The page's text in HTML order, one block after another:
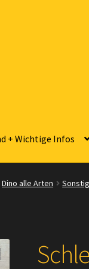
+ Wichtige Infos
Zahlungsarten
Dino alle Arten